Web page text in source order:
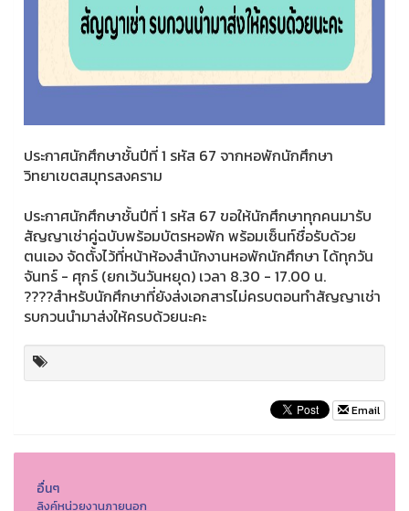
ประกาศนักศึกษาชั้นปีที่ 1 รหัส 67 จากหอพักนักศึกษา
วิทยาเขตสมุทรสงคราม
ประกาศนักศึกษาชั้นปีที่ 1 รหัส 67 ขอให้นักศึกษาทุกคนมารับ
สัญญาเช่าคู่ฉบับพร้อมบัตรหอพัก พร้อมเซ็นท์ชื่อรับด้วย
ตนเอง จัดตั้งไว้ที่หน้าห้องสำนักงานหอพักนักศึกษา ได้ทุกวัน
จันทร์ - ศุกร์ (ยกเว้นวันหยุด) เวลา 8.30 - 17.00 น.
????สำหรับนักศึกษาที่ยังส่งเอกสารไม่ครบตอนทำสัญญาเช่า
รบกวนนำมาส่งให้ครบด้วยนะคะ
Email
อื่นๆ
ลิงค์หน่วยงานภายนอก